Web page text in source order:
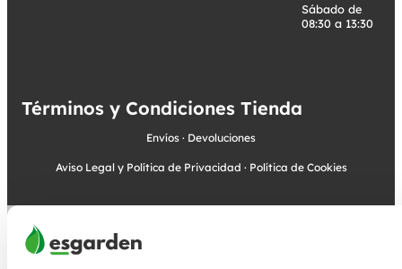
Sábado de
08:30 a 13:30
Términos y Condiciones Tienda
Envíos · Devoluciones
Aviso Legal y Política de Privacidad · Política de Cookies